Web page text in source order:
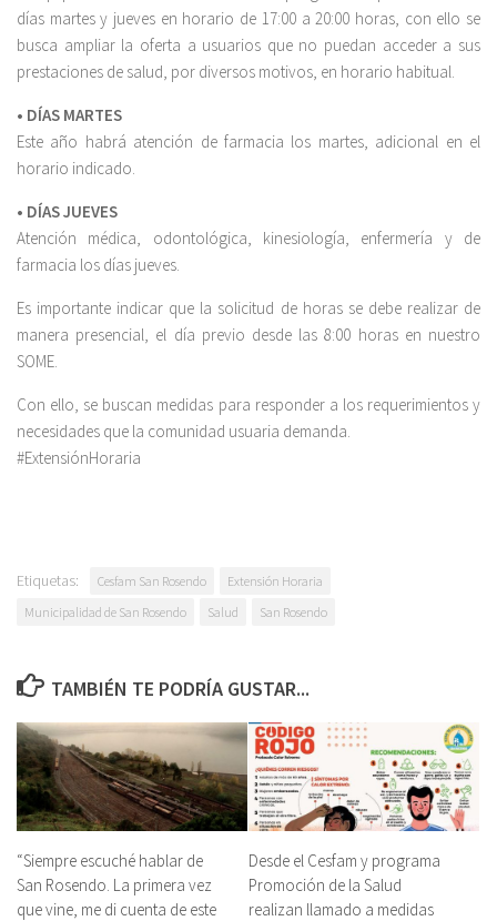
días martes y jueves en horario de 17:00 a 20:00 horas, con ello se
busca ampliar la oferta a usuarios que no puedan acceder a sus
prestaciones de salud, por diversos motivos, en horario habitual.
• DÍAS MARTES
Este año habrá atención de farmacia los martes, adicional en el
horario indicado.
• DÍAS JUEVES
Atención médica, odontológica, kinesiología, enfermería y de
farmacia los días jueves.
Es importante indicar que la solicitud de horas se debe realizar de
manera presencial, el día previo desde las 8:00 horas en nuestro
SOME.
Con ello, se buscan medidas para responder a los requerimientos y
necesidades que la comunidad usuaria demanda.
#ExtensiónHoraria
Etiquetas: Cesfam San Rosendo
Extensión Horaria
Municipalidad de San Rosendo
Salud San Rosendo
TAMBIÉN TE PODRÍA GUSTAR...
“Siempre escuché hablar de
San Rosendo. La primera vez
que vine, me di cuenta de este
Desde el Cesfam y programa
Promoción de la Salud
realizan llamado a medidas